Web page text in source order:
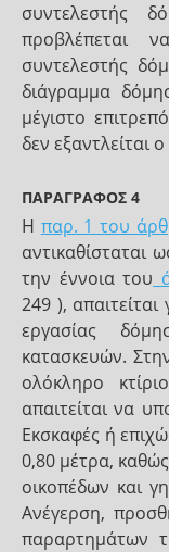
συντελεστής
προβλέπεται
συντελεστής
διάγραμμα
μέγιστο
δεν εξαντλείται
ΠΑΡΑΓΡΑΦΟΣ 4
H παρ. 1 του
αντικαθίσταται
την έννοια του
249 ),
εργασίας
κατασκευών.
ολόκληρο
απαιτείται να
Εκσκαφές ή
0,80 μέτρα,
οικοπέδων και
Ανέγερση,
παραρτημάτων